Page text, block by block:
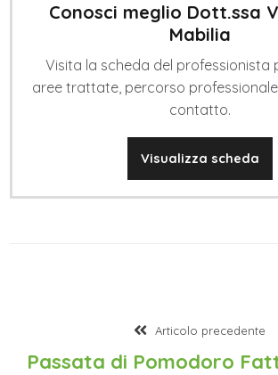
Conosci meglio Dott.ssa
Mabilia
Visita la scheda del professionista
aree trattate, percorso
contatto.
Visualizza scheda
Articolo precedente
Passata di Pomodoro